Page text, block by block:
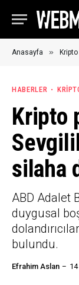
Anasayfa »
HABERLER
Kripto
silaha
ABD Adalet
duygusal
bulundu.
Efrahim Aslan